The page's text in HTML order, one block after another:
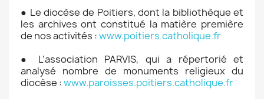
● Le diocèse de Poitiers, dont la bibliothèque et
les archives ont constitué la matière première
de nos activités :www.poitiers.catholique.fr
● L’association PARVIS, qui a répertorié et
analysé nombre de monuments religieux du
diocèse :www.paroisses.poitiers.catholique.fr